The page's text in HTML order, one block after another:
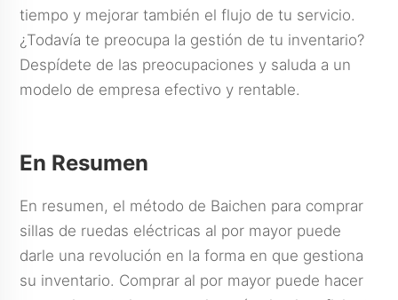
tiempo y mejorar también el flujo de tu servicio.
¿Todavía te preocupa la gestión de tu inventario?
Despídete de las preocupaciones y saluda a un
modelo de empresa efectivo y rentable.
En Resumen
En resumen, el método de Baichen para comprar
sillas de ruedas eléctricas al por mayor puede
darle una revolución en la forma en que gestiona
su inventario. Comprar al por mayor puede hacer